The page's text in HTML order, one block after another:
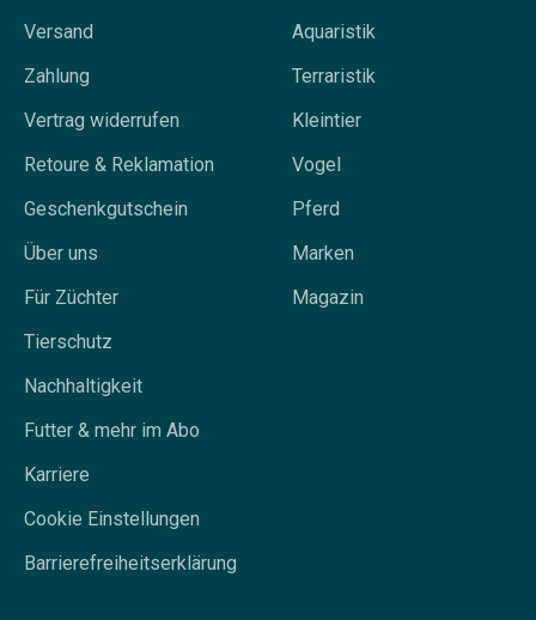
Versand
Zahlung
Vertrag widerrufen
Retoure & Reklamation
Geschenkgutschein
Über uns
Für Züchter
Tierschutz
Nachhaltigkeit
Futter & mehr im Abo
Karriere
Cookie Einstellungen
Barrierefreiheitserklärung
Aquaristik
Terraristik
Kleintier
Vogel
Pferd
Marken
Magazin